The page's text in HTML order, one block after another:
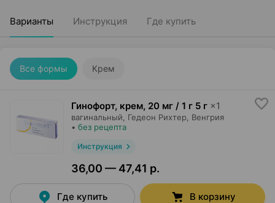
Варианты Инструкция Где купить
Все формы Крем
Гинофорт, крем, 20 мг / 1 г 5 г ×1
вагинальный, Гедеон Рихтер , Венгрия
• без рецепта
Инструкция
36,00 — 47,41 р.
Где купить В корзину